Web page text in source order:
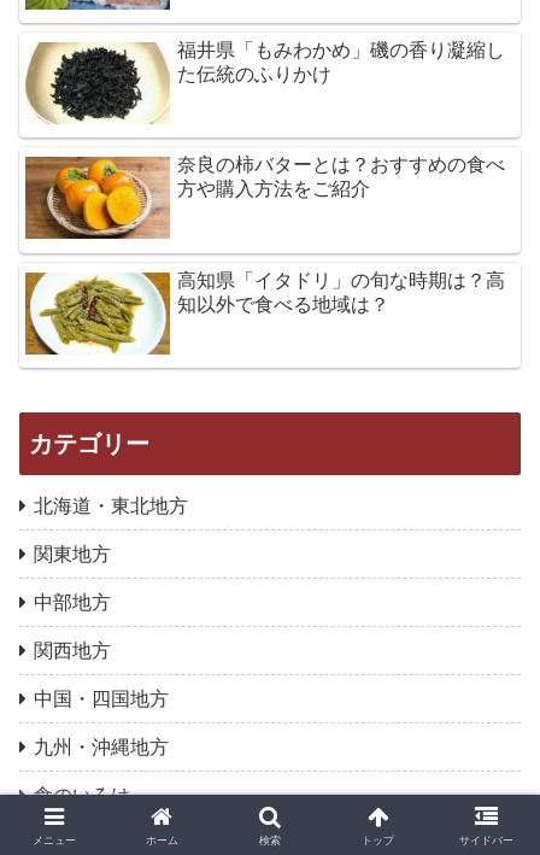
福井県「もみわかめ」磯の香り凝縮し
た伝統のふりかけ
奈良の柿バターとは？おすすめの食べ
方や購入方法をご紹介
高知県「イタドリ」の旬な時期は？高
知以外で食べる地域は？
カテゴリー
北海道・東北地方
関東地方
中部地方
関西地方
中国・四国地方
九州・沖縄地方
食のいろは
メニュー ホーム 検索 トップ サイドバー